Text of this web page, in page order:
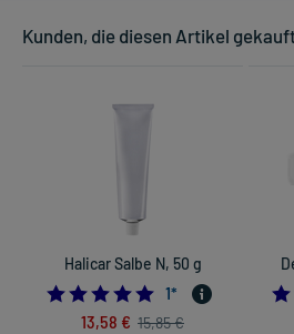
Kunden, die diesen Artikel
Halicar Salbe N, 50 g
5.0
1*
13,58 € 15,85 €